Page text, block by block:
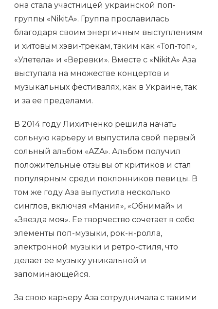
она стала участницей украинской поп-
группы «NikitA». Группа прославилась
благодаря своим энергичным выступлениям
и хитовым хэви-трекам, таким как «Топ-топ»,
«Улетела» и «Веревки». Вместе с «NikitA» Аза
выступала на множестве концертов и
музыкальных фестивалях, как в Украине, так
и за ее пределами.
В 2014 году Лихитченко решила начать
сольную карьеру и выпустила свой первый
сольный альбом «AZA». Альбом получил
положительные отзывы от критиков и стал
популярным среди поклонников певицы. В
том же году Аза выпустила несколько
синглов, включая «Мания», «Обнимай» и
«Звезда моя». Ее творчество сочетает в себе
элементы поп-музыки, рок-н-ролла,
электронной музыки и ретро-стиля, что
делает ее музыку уникальной и
запоминающейся.
За свою карьеру Аза сотрудничала с такими